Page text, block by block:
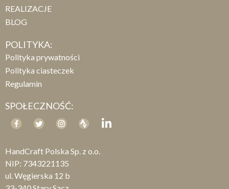
REALIZACJE
BLOG
POLITYKA:
Polityka prywatności
Polityka ciasteczek
Regulamin
SPOŁECZNOŚĆ:
HandCraft Polska Sp. z o.o.
NIP: 7343221135
ul. Węgierska 12 b